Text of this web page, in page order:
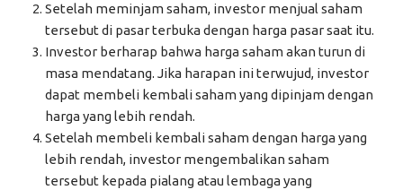
Setelah meminjam saham, investor menjual saham
tersebut di pasar terbuka dengan harga pasar saat itu.
Investor berharap bahwa harga saham akan turun di
masa mendatang. Jika harapan ini terwujud, investor
dapat membeli kembali saham yang dipinjam dengan
harga yang lebih rendah.
Setelah membeli kembali saham dengan harga yang
lebih rendah, investor mengembalikan saham
tersebut kepada pialang atau lembaga yang